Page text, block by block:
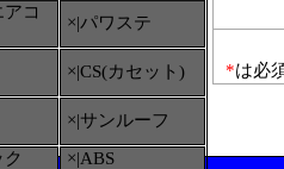
コ
×|パワステ
×|CS(カセット)
×|サンルーフ
×|ABS
*は必